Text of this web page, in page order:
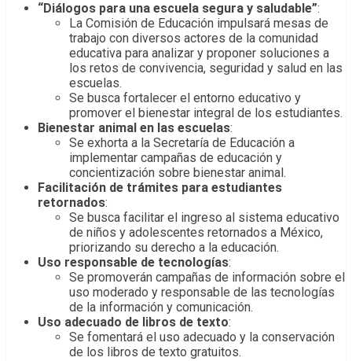
“Diálogos para una escuela segura y saludable”:
La Comisión de Educación impulsará mesas de
trabajo con diversos actores de la comunidad
educativa para analizar y proponer soluciones a
los retos de convivencia, seguridad y salud en las
escuelas.
Se busca fortalecer el entorno educativo y
promover el bienestar integral de los estudiantes.
Bienestar animal en las escuelas:
Se exhorta a la Secretaría de Educación a
implementar campañas de educación y
concientización sobre bienestar animal.
Facilitación de trámites para estudiantes
retornados:
Se busca facilitar el ingreso al sistema educativo
de niños y adolescentes retornados a México,
priorizando su derecho a la educación.
Uso responsable de tecnologías:
Se promoverán campañas de información sobre el
uso moderado y responsable de las tecnologías
de la información y comunicación.
Uso adecuado de libros de texto:
Se fomentará el uso adecuado y la conservación
de los libros de texto gratuitos.